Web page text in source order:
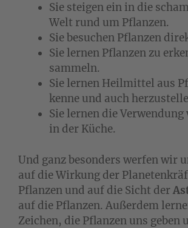
Sie steigen ein in die
Welt rund um Pflanzen.
Sie besuchen Pflanzen
Sie lernen Pflanzen zu
sammeln.
Sie lernen Heilmittel aus
kenne und auch
Sie lernen die Verwendung
in der Küche.
Und ganz besonders werfen wir
auf die Wirkung der
Pflanzen und auf die Sicht der
auf die Pflanzen. Außerdem
Zeichen, die Pflanzen uns geben